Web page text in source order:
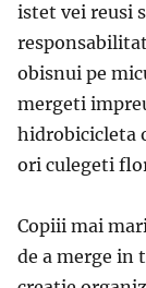
istet vei reusi
obisnui pe
mergeti
hidrobicicleta
ori culegeti
Copiii mai
de a merge in